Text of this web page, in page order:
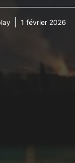
1 février 2026